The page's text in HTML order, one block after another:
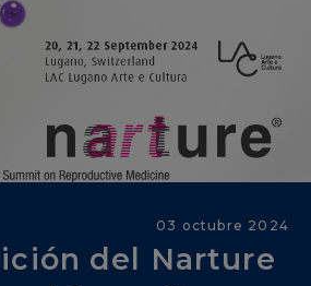
03 octubre 2024
del Narture